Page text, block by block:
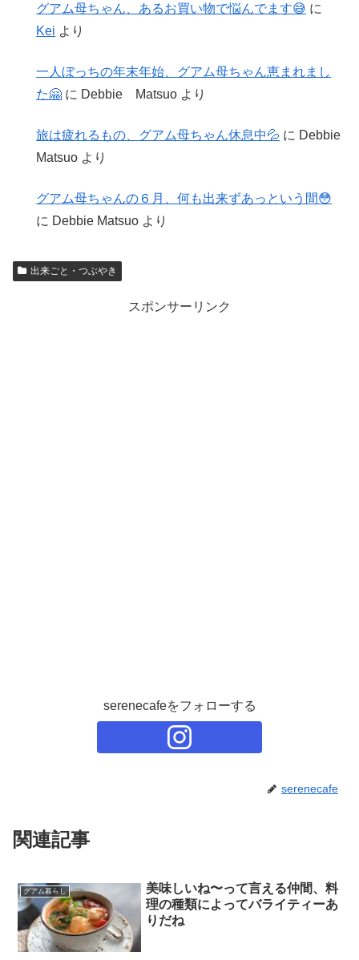
グアム母ちゃん、あるお買い物で悩んでます😅 に
Kei より
一人ぼっちの年末年始、グアム母ちゃん恵まれまし
た🤗 に Debbie Matsuo より
旅は疲れるもの、グアム母ちゃん休息中💦 に Debbie
Matsuo より
グアム母ちゃんの６月、何も出来ずあっという間😳
に Debbie Matsuo より
出来ごと・つぶやき
スポンサーリンク
serenecafeをフォローする
serenecafe
関連記事
グアム暮らし
美味しいね〜って言える仲間、料
理の種類によってバライティーあ
りだね